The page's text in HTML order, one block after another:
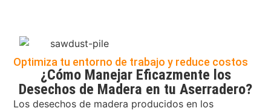
Optimiza tu entorno de trabajo y reduce costos
¿Cómo Manejar Eficazmente los
Desechos de Madera en tu Aserradero?
Los desechos de madera producidos en los